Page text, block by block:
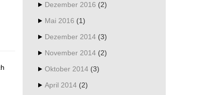
Dezember 2016 (2)
Mai 2016 (1)
Dezember 2014 (3)
November 2014 (2)
Oktober 2014 (3)
April 2014 (2)